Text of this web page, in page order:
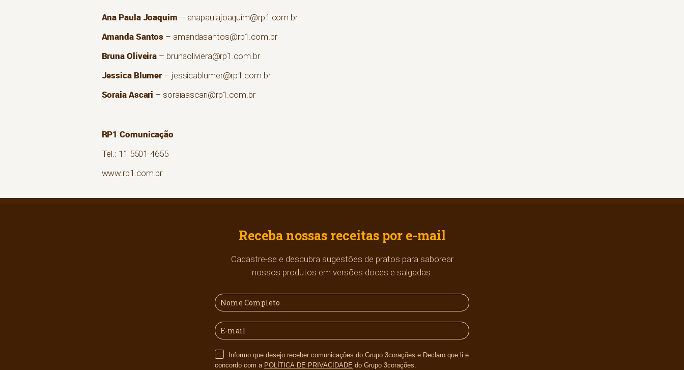
Ana Paula Joaquim – anapaulajoaquim@rp1.com.br
Amanda Santos – amandasantos@rp1.com.br
Bruna Oliveira – brunaoliviera@rp1.com.br
Jessica Blumer – jessicablumer@rp1.com.br
Soraia Ascari – soraiaascari@rp1.com.br
RP1 Comunicação
Tel.: 11 5501-4655
www.rp1.com.br
Receba nossas receitas por e-mail
Cadastre-se e descubra sugestões de pratos para saborear
nossos produtos em versões doces e salgadas.
concordo com a POLÍTICA DE PRIVACIDADE do Grupo 3corações.